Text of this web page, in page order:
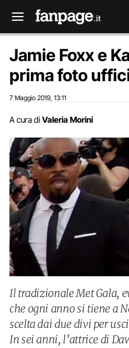
Jamie Foxx e
prima foto
7 Maggio 2019 13:11
A cura di Valeria Morini
Il tradizionale Met Gala,
che ogni anno si tiene a
scelta dai due divi per
In sei anni, l’attrice di